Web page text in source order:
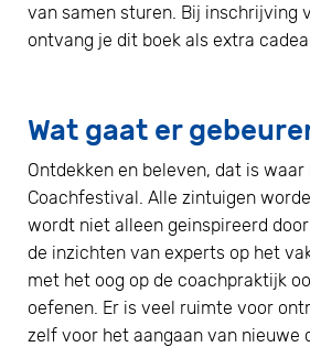
van samen sturen. Bij inschrijving
ontvang je dit boek als extra
Wat gaat er
Ontdekken en beleven, dat is
Coachfestival. Alle zintuigen
wordt niet alleen geinspireerd
de inzichten van experts op het
met het oog op de coachpraktijk
oefenen. Er is veel ruimte voor
zelf voor het aangaan van nieuwe